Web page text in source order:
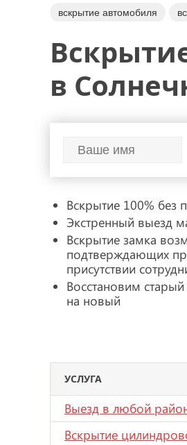
вскрытие автомобиля
замки
в
Вскрытие 100% без
Экстренный выезд
Вскрытие замка
подтверждающих
присутствии
Восстановим
на новый
УСЛУГА
Выезд в любой
Вскрытие